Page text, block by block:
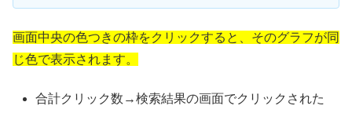
画面中央の色つきの枠をクリックすると、そのグラフが同
じ色で表示されます。
合計クリック数→検索結果の画面でクリックされた